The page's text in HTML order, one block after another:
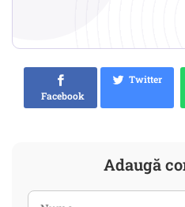
Facebook
Twitter
Adaugă